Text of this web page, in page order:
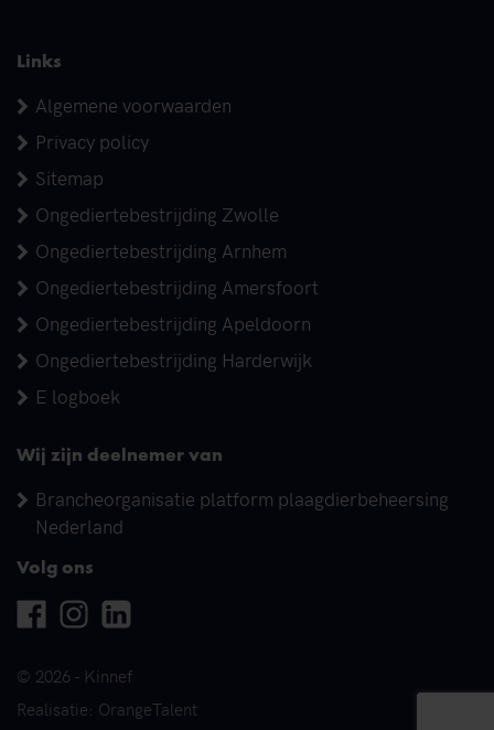
Links
Algemene voorwaarden
Privacy policy
Sitemap
Ongediertebestrijding Zwolle
Ongediertebestrijding Arnhem
Ongediertebestrijding Amersfoort
Ongediertebestrijding Apeldoorn
Ongediertebestrijding Harderwijk
E logboek
Wij zijn deelnemer van
Brancheorganisatie platform plaagdierbeheersing
Nederland
Volg ons
Facebook
InstagramLinkedin
© 2026 - Kinnef
Realisatie: OrangeTalent